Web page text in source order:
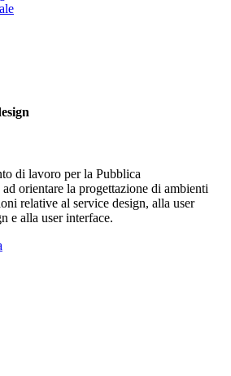
di lavoro per la Pubblica
orientare la progettazione di ambienti
relative al service design, alla user
e alla user interface.